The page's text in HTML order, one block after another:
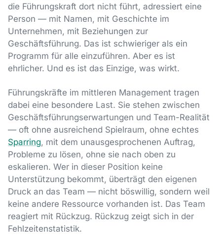
die Führungskraft dort nicht führt, adressiert eine
Person — mit Namen, mit Geschichte im
Unternehmen, mit Beziehungen zur
Geschäftsführung. Das ist schwieriger als ein
Programm für alle einzuführen. Aber es ist
ehrlicher. Und es ist das Einzige, was wirkt.
Führungskräfte im mittleren Management tragen
dabei eine besondere Last. Sie stehen zwischen
Geschäftsführungserwartungen und Team-Realität
— oft ohne ausreichend Spielraum, ohne echtes
Sparring, mit dem unausgesprochenen Auftrag,
Probleme zu lösen, ohne sie nach oben zu
eskalieren. Wer in dieser Position keine
Unterstützung bekommt, überträgt den eigenen
Druck an das Team — nicht böswillig, sondern weil
keine andere Ressource vorhanden ist. Das Team
reagiert mit Rückzug. Rückzug zeigt sich in der
Fehlzeitenstatistik.